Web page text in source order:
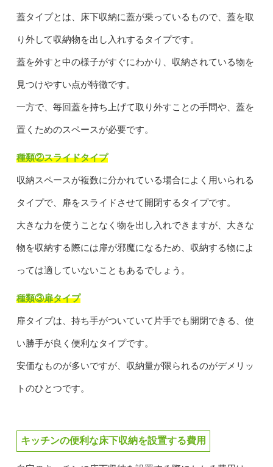
蓋タイプとは、床下収納に蓋が乗っているもので、蓋を取
り外して収納物を出し入れするタイプです。
蓋を外すと中の様子がすぐにわかり、収納されている物を
見つけやすい点が特徴です。
一方で、毎回蓋を持ち上げて取り外すことの手間や、蓋を
置くためのスペースが必要です。
種類②スライドタイプ
収納スペースが複数に分かれている場合によく用いられる
タイプで、扉をスライドさせて開閉するタイプです。
大きな力を使うことなく物を出し入れできますが、大きな
物を収納する際には扉が邪魔になるため、収納する物によ
っては適していないこともあるでしょう。
種類③扉タイプ
扉タイプは、持ち手がついていて片手でも開閉できる、使
い勝手が良く便利なタイプです。
安価なものが多いですが、収納量が限られるのがデメリッ
トのひとつです。
キッチンの便利な床下収納を設置する費用